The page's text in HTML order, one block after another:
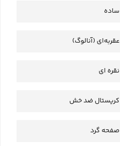
ساده
عقربه‌ای (آنالوگ)
نقره ای
کریستال ضد خش
صفحه گرد